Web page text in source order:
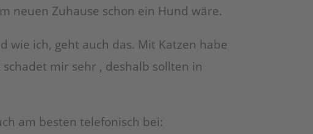
neuen Zuhause schon ein Hund wäre.
wie ich, geht auch das. Mit Katzen habe
mir sehr , deshalb sollten in
am besten telefonisch bei: